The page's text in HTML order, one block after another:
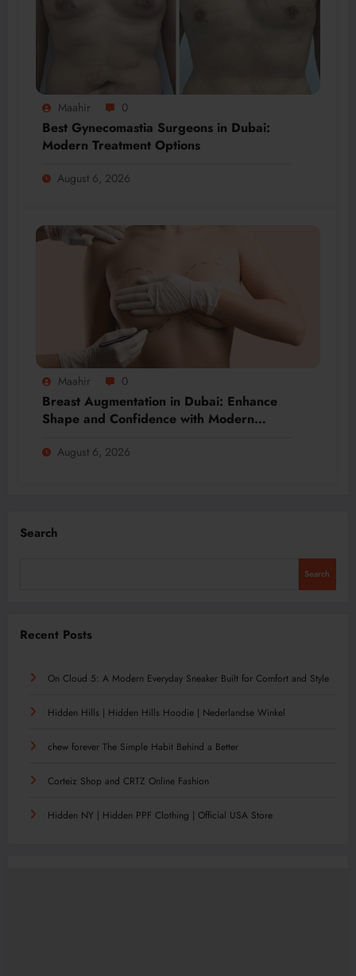
Maahir 0
Best Gynecomastia Surgeons in Dubai:
Modern Treatment Options
August 6, 2026
Maahir 0
Breast Augmentation in Dubai: Enhance
Shape and Confidence with Modern
August 6, 2026
Search
Search
Recent Posts
On Cloud 5: A Modern Everyday Sneaker Built for Comfort and Style
Hidden Hills | Hidden Hills Hoodie | Nederlandse Winkel
chew forever The Simple Habit Behind a Better
Corteiz Shop and CRTZ Online Fashion
Hidden NY | Hidden PPF Clothing | Official USA Store